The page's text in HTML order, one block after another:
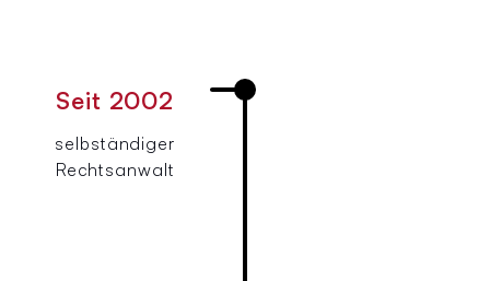
Seit 2002
selbständiger
Rechtsanwalt